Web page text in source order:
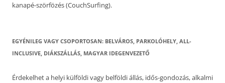
kanapé-szörfözés (CouchSurfing).
EGYÉNILEG VAGY CSOPORTOSAN: BELVÁROS, PARKOLÓHELY, ALL-
INCLUSIVE, DIÁKSZÁLLÁS, MAGYAR IDEGENVEZETŐ
Érdekelhet a helyi külföldi vagy belföldi állás, idős-gondozás, alkalmi